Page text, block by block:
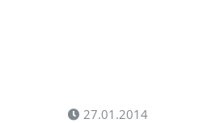
27.01.2014